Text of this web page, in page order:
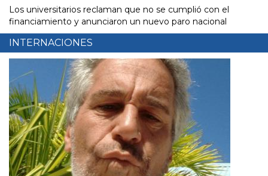
Los universitarios reclaman que no se cumplió con el
financiamiento y anunciaron un nuevo paro nacional
INTERNACIONES